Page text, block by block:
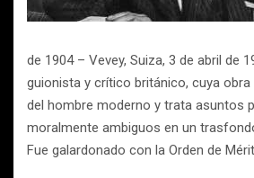
de 1904 – Vevey, Suiza, 3 de abril de
guionista y crítico británico, cuya
del hombre moderno y trata asuntos
moralmente ambiguos en un
Fue galardonado con la Orden de